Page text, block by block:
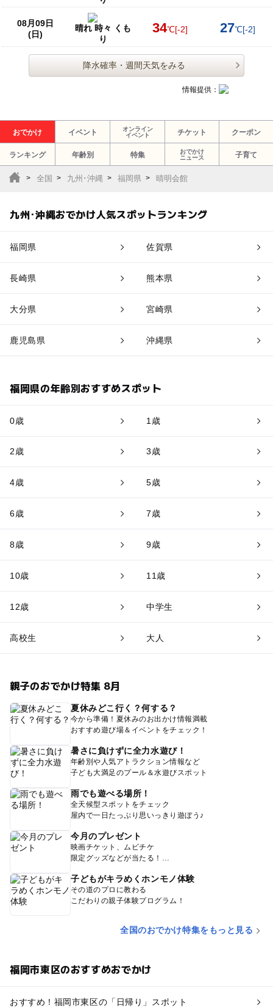
08月09日
(日)
晴れ 時々 くも
り
34℃[-2] 27℃[-2]
降水確率・週間天気をみる
情報提供：
おでかけ イベント
オンライン
イベント
チケット クーポン
ランキング 年齢別 特集
おでかけ
ニュース
子育て
全国 九州･沖縄 福岡県 晴明会館
九州･沖縄おでかけ人気スポットランキング
福岡県 佐賀県
長崎県 熊本県
大分県 宮崎県
鹿児島県 沖縄県
福岡県の年齢別おすすめスポット
0歳 1歳
2歳 3歳
4歳 5歳
6歳 7歳
8歳 9歳
10歳 11歳
12歳 中学生
高校生 大人
親子のおでかけ特集 8月
夏休みどこ行く？何する？
今から準備！夏休みのお出かけ情報満載
おすすめ遊び場＆イベントをチェック！
暑さに負けずに全力水遊び！
年齢別や人気アトラクション情報など
子ども大満足のプール＆水遊びスポット
雨でも遊べる場所！
全天候型スポットをチェック
屋内で一日たっぷり思いっきり遊ぼう♪
今月のプレゼント
映画チケット、ムビチケ
限定グッズなどが当たる！
子どもがキラめくホンモノ体験
その道のプロに教わる
こだわりの親子体験プログラム！
全国のおでかけ特集をもっと見る
福岡市東区のおすすめおでかけ
おすすめ！福岡市東区の「日帰り」スポット